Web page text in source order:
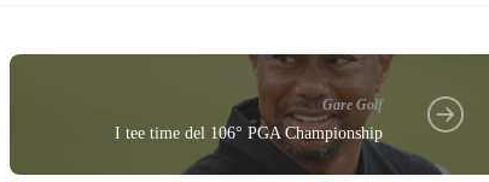
Gare Golf
I tee time del 106° PGA Championship